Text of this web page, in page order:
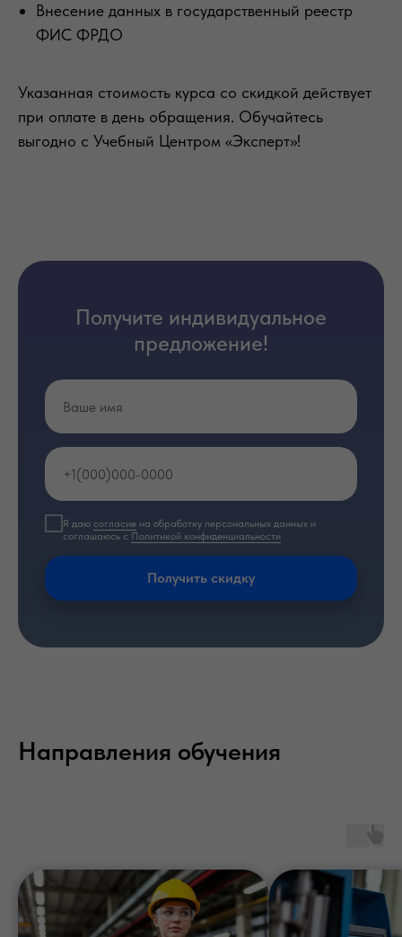
Внесение данных в государственный реестр
ФИС ФРДО
Указанная стоимость курса со скидкой действует
при оплате в день обращения. Обучайтесь
выгодно с Учебный Центром «Эксперт»!
Получите индивидуальное
предложение!
Я даю согласие на обработку персональных данных и
соглашаюсь с Политикой конфиденциальности
Получить скидку
Направления обучения